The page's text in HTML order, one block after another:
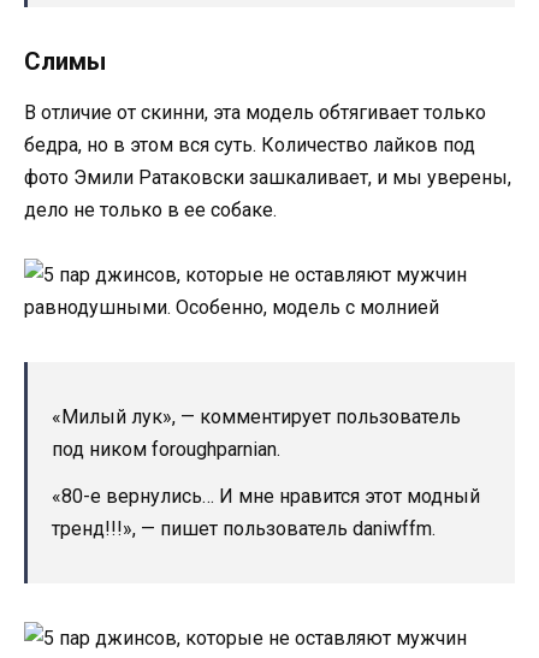
Слимы
В отличие от скинни, эта модель обтягивает только
бедра, но в этом вся суть. Количество лайков под
фото Эмили Ратаковски зашкаливает, и мы уверены,
дело не только в ее собаке.
«Милый лук», — комментирует пользователь
под ником foroughparnian.
«80-е вернулись… И мне нравится этот модный
тренд!!!», — пишет пользователь daniwffm.